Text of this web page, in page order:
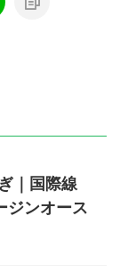
｜国際線
ンオース